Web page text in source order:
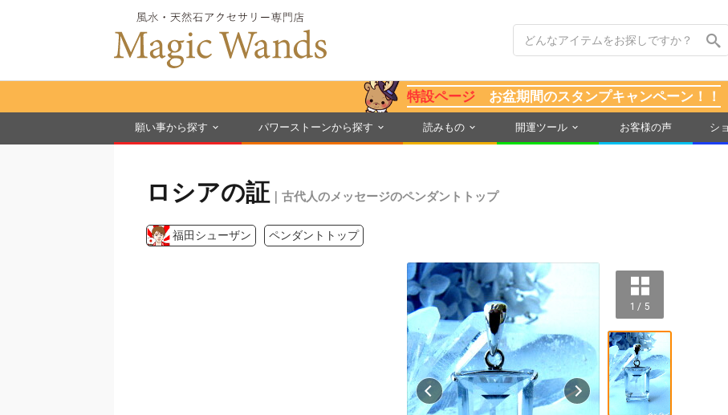
特設ページ お盆期間のスタンプキャンペーン！！
願い事から探す パワーストーンから探す 読みもの 開運ツール お客様の声 シ
ロシアの証 ｜古代人のメッセージのペンダントトップ
福田シューザン ペンダントトップ
1 / 5